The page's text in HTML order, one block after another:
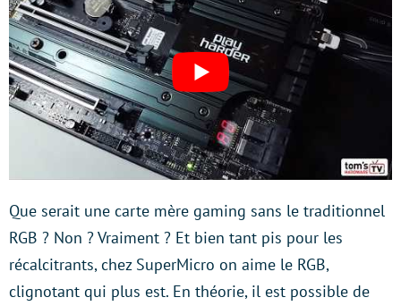
Que serait une carte mère gaming sans le traditionnel
RGB ? Non ? Vraiment ? Et bien tant pis pour les
récalcitrants, chez SuperMicro on aime le RGB,
clignotant qui plus est. En théorie, il est possible de